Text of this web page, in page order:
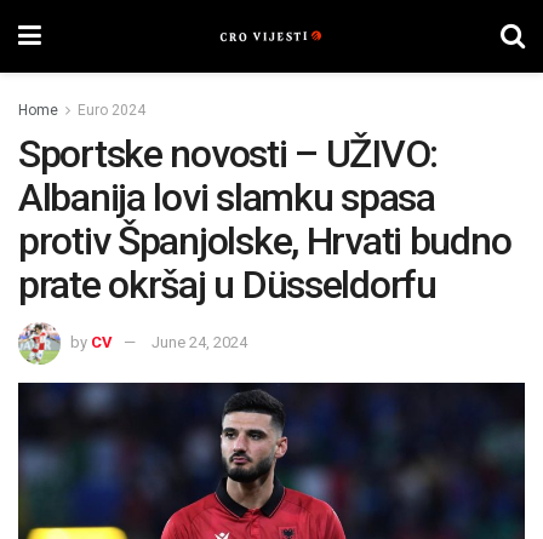
Home Euro 2024
Sportske novosti – UŽIVO:
Albanija lovi slamku spasa
protiv Španjolske, Hrvati budno
prate okršaj u Düsseldorfu
by CV June 24, 2024